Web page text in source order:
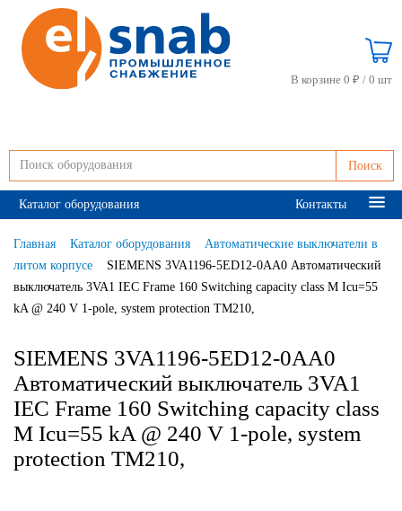
Поиск
В корзине 0 ₽ / 0 шт
Каталог оборудования Контакты
Главная Каталог оборудования
Автоматические выключатели в
литом корпусе
SIEMENS 3VA1196-5ED12-0AA0 Автоматический
выключатель 3VA1 IEC Frame 160 Switching capacity class M Icu=55
kA @ 240 V 1-pole, system protection TM210,
SIEMENS 3VA1196-5ED12-0AA0
Автоматический выключатель 3VA1
IEC Frame 160 Switching capacity class
M Icu=55 kA @ 240 V 1-pole, system
protection TM210,